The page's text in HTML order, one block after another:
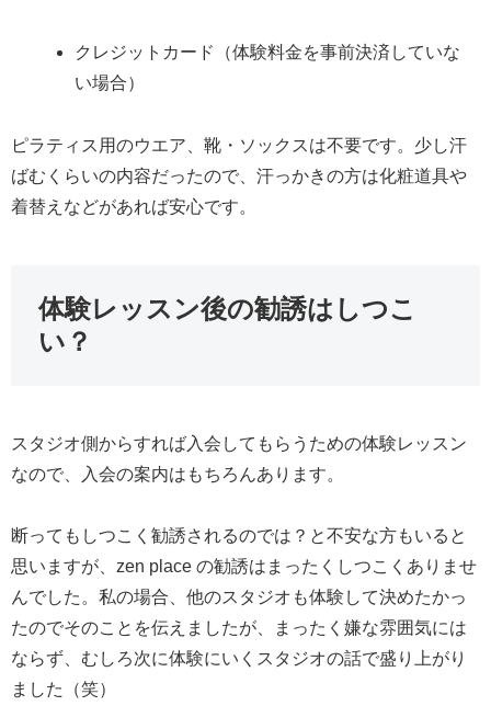
クレジットカード（体験料金を事前決済していな
い場合）
ピラティス用のウエア、靴・ソックスは不要です。少し汗
ばむくらいの内容だったので、汗っかきの方は化粧道具や
着替えなどがあれば安心です。
体験レッスン後の勧誘はしつこ
い？
スタジオ側からすれば入会してもらうための体験レッスン
なので、入会の案内はもちろんあります。
断ってもしつこく勧誘されるのでは？と不安な方もいると
思いますが、zen place の勧誘はまったくしつこくありませ
んでした。私の場合、他のスタジオも体験して決めたかっ
たのでそのことを伝えましたが、まったく嫌な雰囲気には
ならず、むしろ次に体験にいくスタジオの話で盛り上がり
ました（笑）